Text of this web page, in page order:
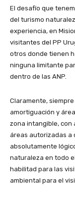
El desafío que
del turismo
experiencia, en
visitantes del PP
otros donde tienen
ninguna limitante
dentro de las ANP.
Claramente,
amortiguación y
zona intangible, con
áreas autorizadas a
absolutamente
naturaleza en todo
habilitad para las
ambiental para el